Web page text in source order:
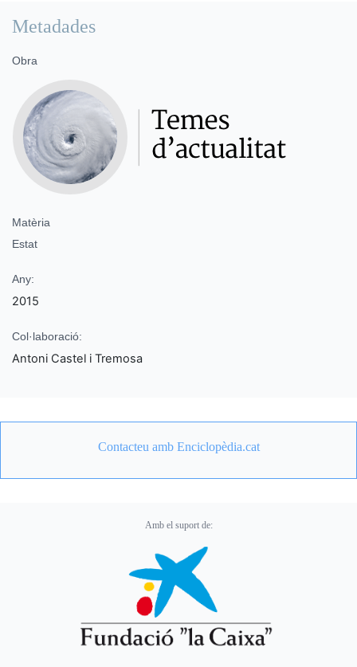
Metadades
Obra
Matèria
Estat
Any:
2015
Col·laboració:
Antoni Castel i Tremosa
Contacteu amb Enciclopèdia.cat
Amb el suport de: